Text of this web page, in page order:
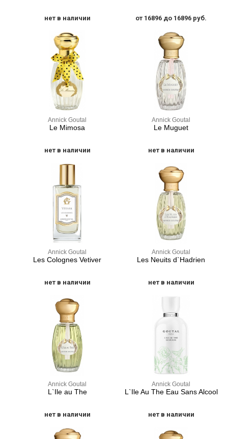
нет в наличии от 16896 до 16896 руб.
Annick Goutal
Le Mimosa
нет в наличии
Annick Goutal
Le Muguet
нет в наличии
Annick Goutal
Les Colognes Vetiver
нет в наличии
Annick Goutal
Les Neuits d`Hadrien
нет в наличии
Annick Goutal
L`Ile au The
нет в наличии
Annick Goutal
L`Ile Au The Eau Sans Alcool
нет в наличии